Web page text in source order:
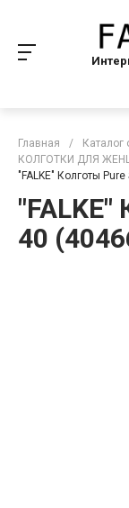
Главная /
КОЛГОТКИ ДЛЯ
"FALKE" Колготы
40